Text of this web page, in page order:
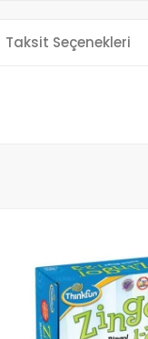
Taksit Seçenekleri